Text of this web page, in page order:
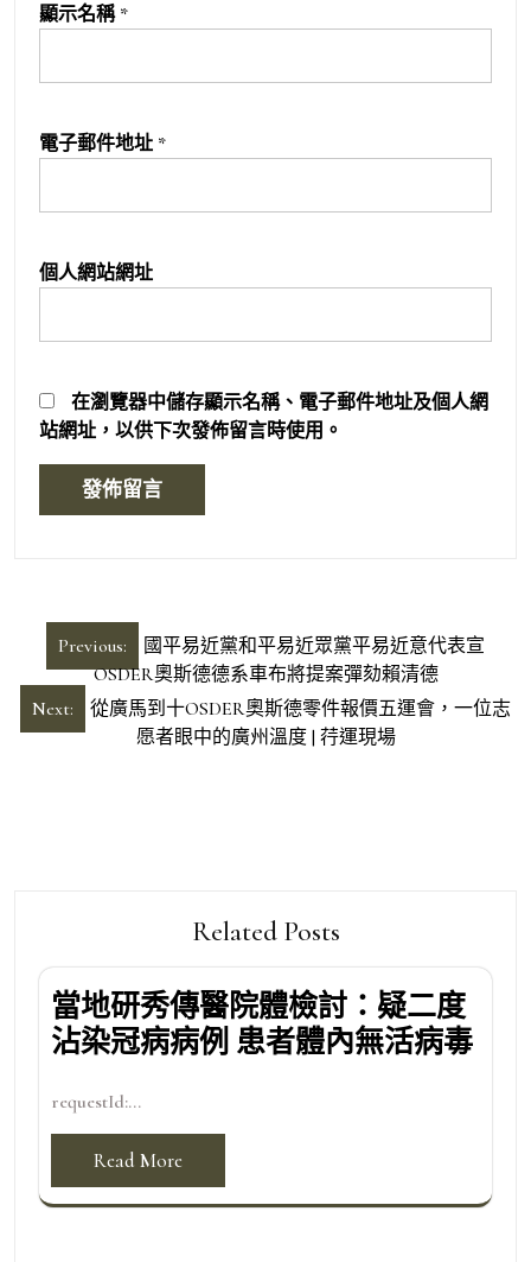
顯示名稱 *
電子郵件地址 *
個人網站網址
在瀏覽器中儲存顯示名稱、電子郵件地址及個人網
站網址，以供下次發佈留言時使用。
章
導
Previous:
國平易近黨和平易近眾黨平易近意代表宣
OSDER奧斯德德系車布將提案彈劾賴清德
Next:
從廣馬到十OSDER奧斯德零件報價五運會，一位志
愿者眼中的廣州溫度 | 荇運現場
Related Posts
當地研秀傳醫院體檢討：疑二度
沾染冠病病例 患者體內無活病毒
requestId:...
Read More